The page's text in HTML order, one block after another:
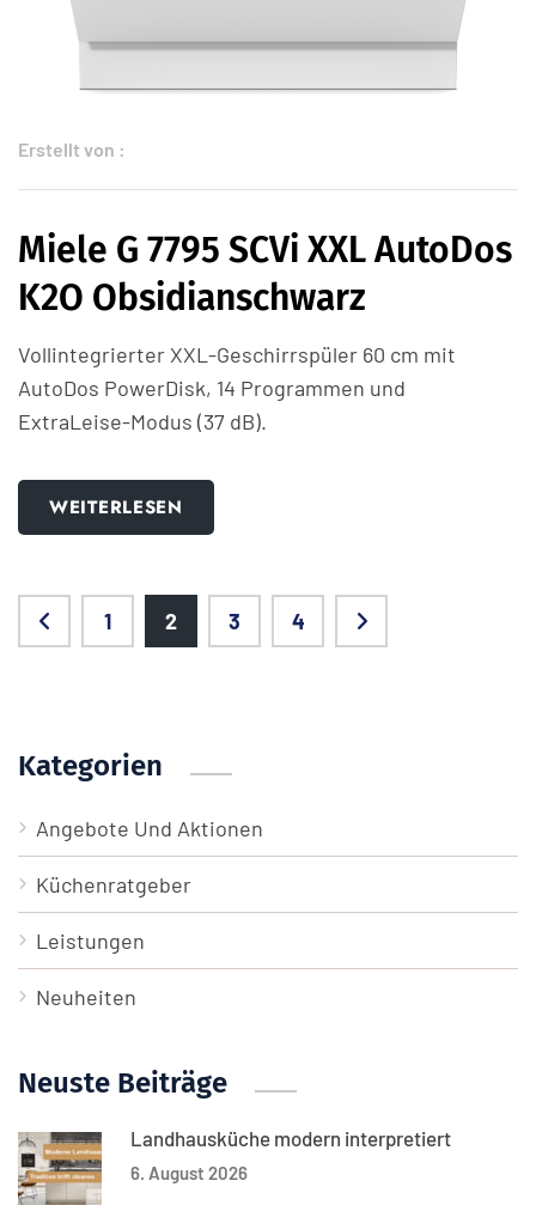
Erstellt von :
Miele G 7795 SCVi XXL AutoDos
K2O Obsidianschwarz
Vollintegrierter XXL-Geschirrspüler 60 cm mit
AutoDos PowerDisk, 14 Programmen und
ExtraLeise-Modus (37 dB).
WEITERLESEN
1 2 3 4
Kategorien
Angebote Und Aktionen
Küchenratgeber
Leistungen
Neuheiten
Neuste Beiträge
Landhausküche modern interpretiert
6. August 2026